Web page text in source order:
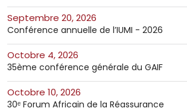
septembre 20, 2026
Conférence annuelle de l’IUMI - 2026
octobre 4, 2026
35ème conférence générale du GAIF
octobre 10, 2026
30ᵉ Forum Africain de la Réassurance